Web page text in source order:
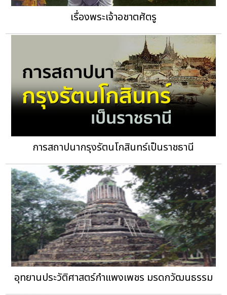
เรื่องพระเจ้าอชาตศัตรู
การสถาปนากรุงรัตนโกสินทร์เป็นราชธานี
อุทยานประวัติศาสตร์กำแพงเพชร มรดกวัฒนธรรม